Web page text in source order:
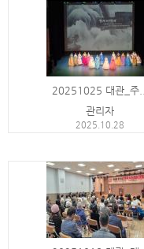
20251025 대관_주...
관리자
2025.10.28